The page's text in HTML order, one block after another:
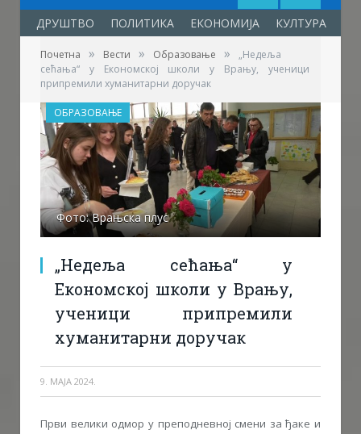
ДРУШТВО ПОЛИТИКА ЕКОНОМИЈА КУЛТУРА
Почетна » Вести » Образовање »
„Недеља
сећања“ у Економској школи у Врању, ученици
припремили хуманитарни доручак
Фото: Врањска плус
„Недеља сећања“ у
Економској школи у Врању,
ученици припремили
хуманитарни доручак
9. МАЈА 2024.
ОБРАЗОВАЊЕ
Први велики одмор у преподневној смени за ђаке и